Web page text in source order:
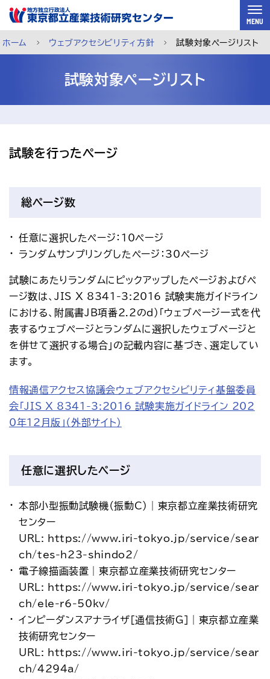
スキップして本文へ
MENU
チャットで相談 ご利用案内
アクセス お問い合わせ
プレスリリース English
ホーム ウェブアクセシビリティ方針 試験対象ページリスト
試験対象ページリスト
試験を行ったページ
総ページ数
任意に選択したページ：10ページ
ランダムサンプリングしたページ：30ページ
試験にあたりランダムにピックアップしたページおよびペ
ージ数は、JIS X 8341-3:2016 試験実施ガイドライン
における、附属書JB項番2.2のd）「ウェブページ一式を代
表するウェブページとランダムに選択したウェブページと
を併せて選択する場合」の記載内容に基づき、選定してい
ます。
情報通信アクセス協議会ウェブアクセシビリティ基盤委員
会「JIS X 8341-3:2016 試験実施ガイドライン 202
0年12月版」（外部サイト）
任意に選択したページ
本部小型振動試験機（振動C）｜東京都立産業技術研究
センター
URL: https://www.iri-tokyo.jp/service/sear
ch/tes-h23-shindo2/
電子線描画装置｜東京都立産業技術研究センター
URL: https://www.iri-tokyo.jp/service/sear
ch/ele-r6-50kv/
インピーダンスアナライザ［通信技術G］｜東京都立産業
技術研究センター
URL: https://www.iri-tokyo.jp/service/sear
ch/4294a/